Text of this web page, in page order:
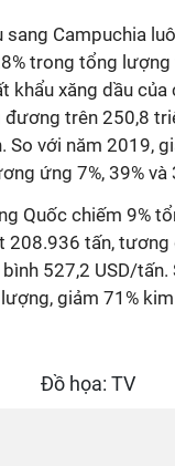
sang Campuchia
trong tổng lượng
khẩu xăng dầu của
trên 250,8
So với năm 2019,
ứng 7%, 39% và
Quốc chiếm 9%
208.936 tấn,
527,2 USD/
giảm 71%